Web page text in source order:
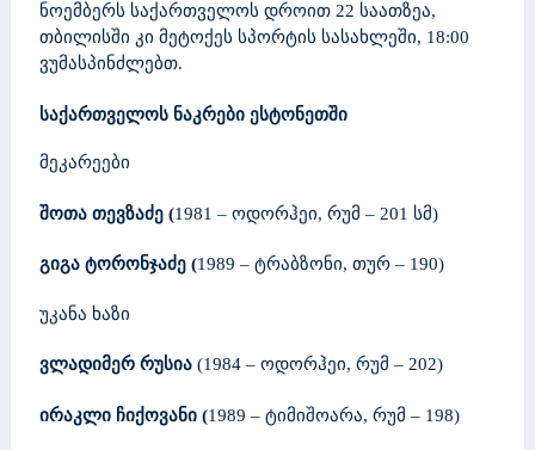
ნოემბერს საქართველოს დროით 22 საათზეა,
თბილისში კი მეტოქეს სპორტის სასახლეში, 18:00
ვუმასპინძლებთ.
საქართველოს ნაკრები ესტონეთში
მეკარეები
შოთა თევზაძე (1981 – ოდორჰეი, რუმ – 201 სმ)
გიგა ტორონჯაძე (1989 – ტრაბზონი, თურ – 190)
უკანა ხაზი
ვლადიმერ რუსია (1984 – ოდორჰეი, რუმ – 202)
ირაკლი ჩიქოვანი (1989 – ტიმიშოარა, რუმ – 198)